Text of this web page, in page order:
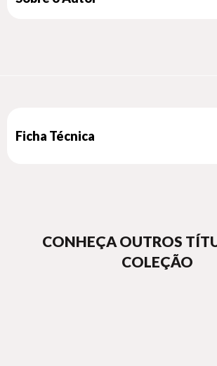
COMO ESCUTAR SEU CORPO; -
Ficha Técnica
CONHEÇA OUTROS
COLEÇÃO